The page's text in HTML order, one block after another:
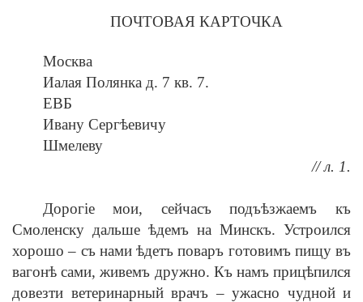
ПОЧТОВАЯ КАРТОЧКА
Москва
Иалая Полянка д. 7 кв. 7.
ЕВБ
Ивану Сергѣевичу
Шмелеву
// л. 1.
Дорогіе мои, сейчасъ подъѣзжаемъ къ
Смоленску дальше ѣдемъ на Минскъ. Устроился
хорошо – съ нами ѣдетъ поваръ готовимъ пищу въ
вагонѣ сами, живемъ дружно. Къ намъ прицѣпился
довезти ветеринарный врачъ – ужасно чудной и